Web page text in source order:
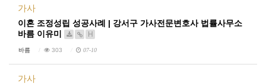
가사
이혼 조정성립 성공사례 | 강서구 가사전문변호사 법률사무소
바름 이유미
H
바름 303 07-10
가사